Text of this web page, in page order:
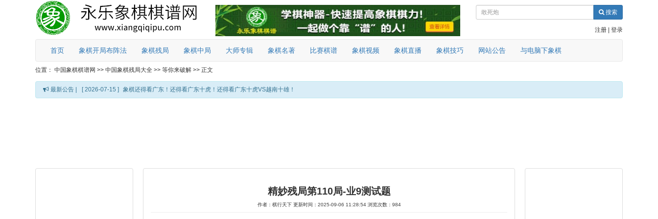
搜索
注册 登录
首页 象棋开局布阵法 象棋残局 象棋中局 大师专辑 象棋名著 比赛棋谱 象棋视频 象棋直播 象棋技巧 网站公告 与电脑下象棋
位置： 中国象棋棋谱网 >> 中国象棋残局大全 >> 等你来破解 >> 正文
最新公告 | [ 2026-07-15 ] 象棋还得看广东！还得看广东十虎！还得看广东十虎VS越南十雄！
精妙残局第110局-业9测试题
作者：棋行天下 更新时间：2025-09-06 11:28:54 浏览次数：984